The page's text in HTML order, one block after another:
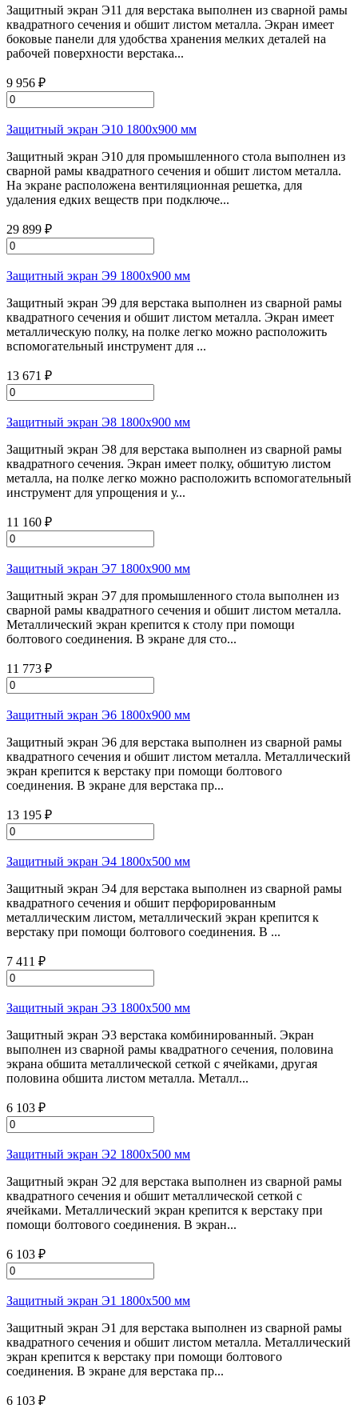
Защитный экран Э11 для верстака выполнен из сварной рамы
квадратного сечения и обшит листом металла. Экран имеет
боковые панели для удобства хранения мелких деталей на
рабочей поверхности верстака...
9 956 ₽
Защитный экран Э10 1800х900 мм
Защитный экран Э10 для промышленного стола выполнен из
сварной рамы квадратного сечения и обшит листом металла.
На экране расположена вентиляционная решетка, для
удаления едких веществ при подключе...
29 899 ₽
Защитный экран Э9 1800х900 мм
Защитный экран Э9 для верстака выполнен из сварной рамы
квадратного сечения и обшит листом металла. Экран имеет
металлическую полку, на полке легко можно расположить
вспомогательный инструмент для ...
13 671 ₽
Защитный экран Э8 1800х900 мм
Защитный экран Э8 для верстака выполнен из сварной рамы
квадратного сечения. Экран имеет полку, обшитую листом
металла, на полке легко можно расположить вспомогательный
инструмент для упрощения и у...
11 160 ₽
Защитный экран Э7 1800х900 мм
Защитный экран Э7 для промышленного стола выполнен из
сварной рамы квадратного сечения и обшит листом металла.
Металлический экран крепится к столу при помощи
болтового соединения. В экране для сто...
11 773 ₽
Защитный экран Э6 1800х900 мм
Защитный экран Э6 для верстака выполнен из сварной рамы
квадратного сечения и обшит листом металла. Металлический
экран крепится к верстаку при помощи болтового
соединения. В экране для верстака пр...
13 195 ₽
Защитный экран Э4 1800х500 мм
Защитный экран Э4 для верстака выполнен из сварной рамы
квадратного сечения и обшит перфорированным
металлическим листом, металлический экран крепится к
верстаку при помощи болтового соединения. В ...
7 411 ₽
Защитный экран Э3 1800х500 мм
Защитный экран Э3 верстака комбинированный. Экран
выполнен из сварной рамы квадратного сечения, половина
экрана обшита металлической сеткой с ячейками, другая
половина обшита листом металла. Металл...
6 103 ₽
Защитный экран Э2 1800х500 мм
Защитный экран Э2 для верстака выполнен из сварной рамы
квадратного сечения и обшит металлической сеткой с
ячейками. Металлический экран крепится к верстаку при
помощи болтового соединения. В экран...
6 103 ₽
Защитный экран Э1 1800х500 мм
Защитный экран Э1 для верстака выполнен из сварной рамы
квадратного сечения и обшит листом металла. Металлический
экран крепится к верстаку при помощи болтового
соединения. В экране для верстака пр...
6 103 ₽